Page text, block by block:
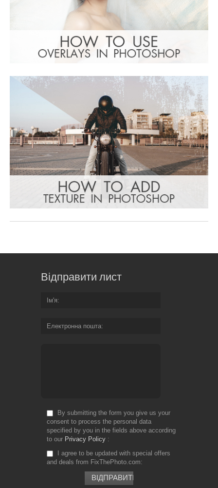
Відправити лист
Ім'я
Електронна пошта
By submitting the form you give us your
consent to process the personal data
specified by you in the fields above according
to our Privacy Policy
I agree to be updated with special offers
and deals from FixThePhoto.com